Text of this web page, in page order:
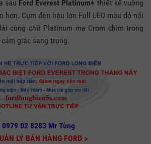
sau Ford Everest Platinum+ thiết kế vuông
hơn. Cụm đèn hậu lớn Full LED màu đỏ nổi
cùng chữ Platinum mạ Crom chìm trong
giác sang trọng.
0979 02 8283 Mr Tùng
LÝ BÁN HÀNG FORD >